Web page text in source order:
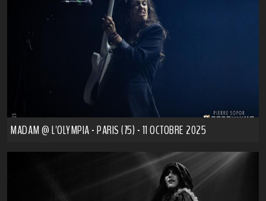
MADAM @ L'OLYMPIA - PARIS (75) - 11 OCTOBRE 2025